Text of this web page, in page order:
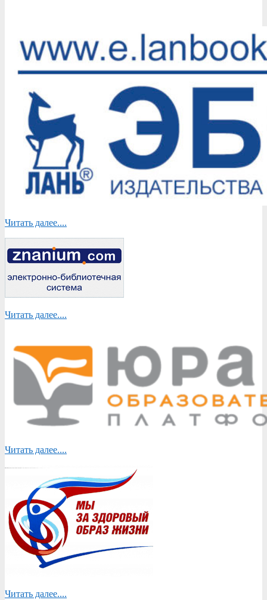
Читать далее....
Читать далее....
Читать далее....
Читать далее....